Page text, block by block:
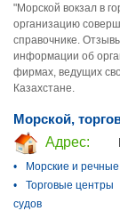
"Морской вокзал в
организацию
справочнике.
информации об
фирмах, ведущих
Казахстане.
Морской,
Адрес:
•
Морские и речные
•
Торговые центры
судов